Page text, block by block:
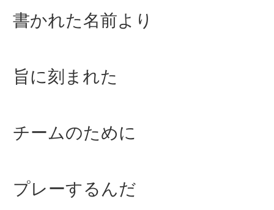
書かれた名前より
旨に刻まれた
チームのために
プレーするんだ